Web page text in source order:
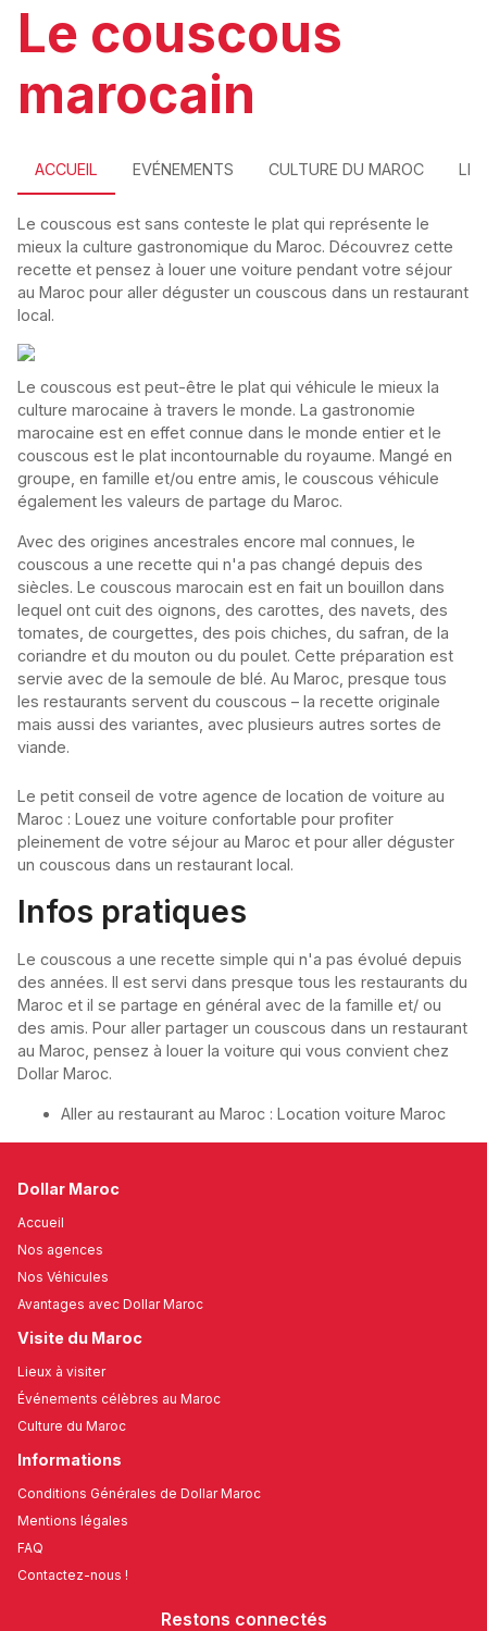
Le couscous
marocain
ACCUEIL EVÉNEMENTS CULTURE DU MAROC
Le couscous est sans conteste le plat qui représente le
mieux la culture gastronomique du Maroc. Découvrez cette
recette et pensez à louer une voiture pendant votre séjour
au Maroc pour aller déguster un couscous dans un restaurant
local.
Le couscous est peut-être le plat qui véhicule le mieux la
culture marocaine à travers le monde. La gastronomie
marocaine est en effet connue dans le monde entier et le
couscous est le plat incontournable du royaume. Mangé en
groupe, en famille et/ou entre amis, le couscous véhicule
également les valeurs de partage du Maroc.
Avec des origines ancestrales encore mal connues, le
couscous a une recette qui n'a pas changé depuis des
siècles. Le couscous marocain est en fait un bouillon dans
lequel ont cuit des oignons, des carottes, des navets, des
tomates, de courgettes, des pois chiches, du safran, de la
coriandre et du mouton ou du poulet. Cette préparation est
servie avec de la semoule de blé. Au Maroc, presque tous
les restaurants servent du couscous – la recette originale
mais aussi des variantes, avec plusieurs autres sortes de
viande.
Le petit conseil de votre agence de location de voiture au
Maroc : Louez une voiture confortable pour profiter
pleinement de votre séjour au Maroc et pour aller déguster
un couscous dans un restaurant local.
Infos pratiques
Le couscous a une recette simple qui n'a pas évolué depuis
des années. Il est servi dans presque tous les restaurants du
Maroc et il se partage en général avec de la famille et/ ou
des amis. Pour aller partager un couscous dans un restaurant
au Maroc, pensez à louer la voiture qui vous convient chez
Dollar Maroc.
Aller au restaurant au Maroc : Location voiture Maroc
Dollar Maroc
Accueil
Nos agences
Nos Véhicules
Avantages avec Dollar Maroc
Visite du Maroc
Lieux à visiter
Événements célèbres au Maroc
Culture du Maroc
Informations
Conditions Générales de Dollar Maroc
Mentions légales
FAQ
Contactez-nous !
Restons connectés